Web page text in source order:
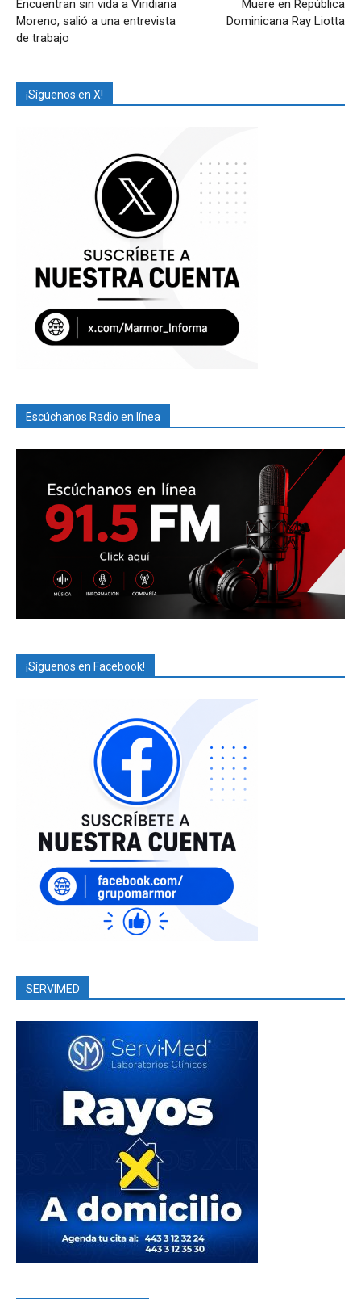
Encuentran sin vida a Viridiana
Moreno, salió a una entrevista
de trabajo
Muere en República
Dominicana Ray Liotta
¡Síguenos en X!
Escúchanos Radio en línea
¡Síguenos en Facebook!
SERVIMED